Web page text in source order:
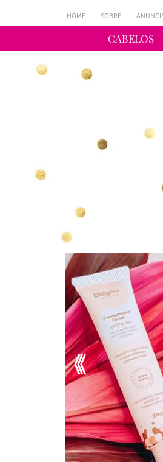
CABELOS
HOME SOBRE